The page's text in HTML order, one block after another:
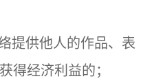
提供他人的作品、表
得经济利益的；